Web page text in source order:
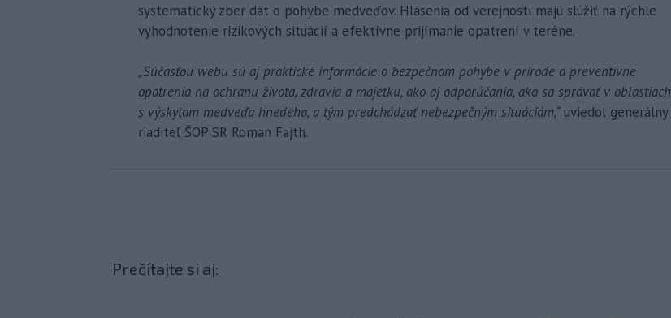
systematický zber dát o pohybe medveďov. Hlásenia od verejnosti majú slúžiť na rýchle
vyhodnotenie rizikových situácií a efektívne prijímanie opatrení v teréne.
„Súčasťou webu sú aj praktické informácie o bezpečnom pohybe v prírode a preventívne
opatrenia na ochranu života, zdravia a majetku, ako aj odporúčania, ako sa správať v oblastiach
s výskytom medveďa hnedého, a tým predchádzať nebezpečným situáciám,“ uviedol generálny
riaditeľ ŠOP SR Roman Fajth.
Prečítajte si aj: